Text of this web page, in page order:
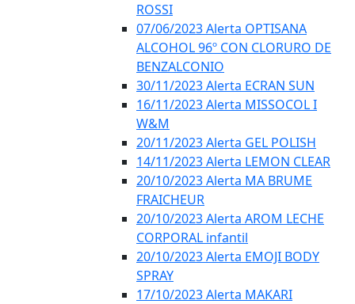
ROSSI
07/06/2023 Alerta OPTISANA
ALCOHOL 96º CON CLORURO DE
BENZALCONIO
30/11/2023 Alerta ECRAN SUN
16/11/2023 Alerta MISSOCOL I
W&M
20/11/2023 Alerta GEL POLISH
14/11/2023 Alerta LEMON CLEAR
20/10/2023 Alerta MA BRUME
FRAICHEUR
20/10/2023 Alerta AROM LECHE
CORPORAL infantil
20/10/2023 Alerta EMOJI BODY
SPRAY
17/10/2023 Alerta MAKARI